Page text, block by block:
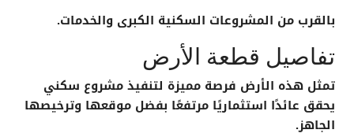
بالقرب من المشروعات السكنية الكبرى والخدمات.
تفاصيل قطعة الأرض
تمثل هذه الأرض فرصة مميزة لتنفيذ مشروع سكني
يحقق عائدًا استثماريًا مرتفعًا بفضل موقعها وترخيصها
الجاهز.